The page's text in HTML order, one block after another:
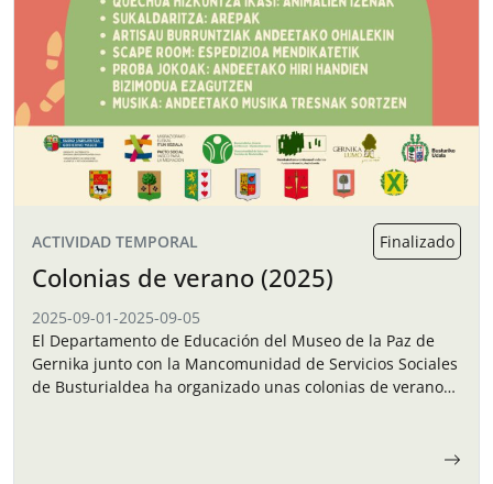
ACTIVIDAD TEMPORAL Finalizado
Colonias de verano (2025)
2025-09-01-2025-09-05
El Departamento de Educación del Museo de la Paz de
Gernika junto con la Mancomunidad de Servicios Sociales
de Busturialdea ha organizado unas colonias de verano